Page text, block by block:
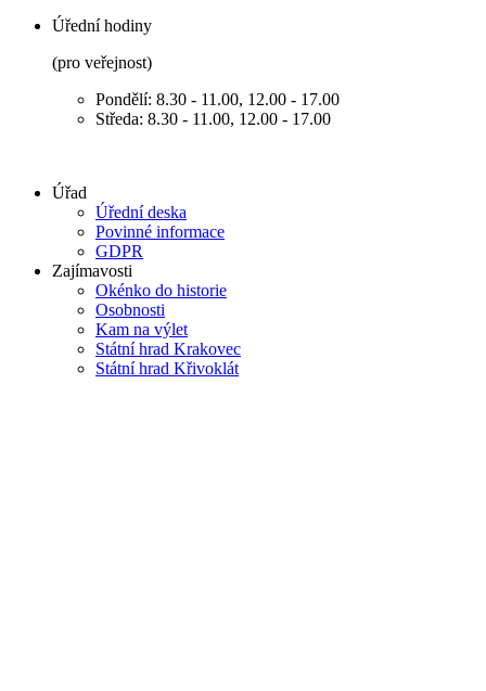
Úřední hodiny
(pro veřejnost)
Pondělí: 8.30 - 11.00, 12.00 - 17.00
Středa: 8.30 - 11.00, 12.00 - 17.00
Úřad
Úřední deska
Povinné informace
GDPR
Zajímavosti
Okénko do historie
Osobnosti
Kam na výlet
Státní hrad Krakovec
Státní hrad Křivoklát